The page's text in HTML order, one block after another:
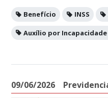
Benefício INSS
Auxílio por
09/06/2026